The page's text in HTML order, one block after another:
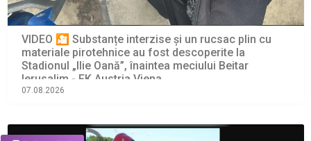
VIDEO 🎦 Substanțe interzise și un rucsac plin cu
materiale pirotehnice au fost descoperite la
Stadionul „Ilie Oană”, înaintea meciului Beitar
Ierusalim - FK Austria Viena
07.08.2026